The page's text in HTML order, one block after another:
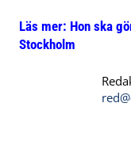
Läs mer: Hon ska
Stockholm